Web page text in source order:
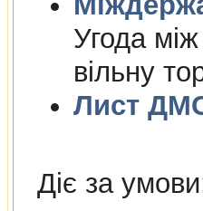
Угода
вільну
Лист
Діє за